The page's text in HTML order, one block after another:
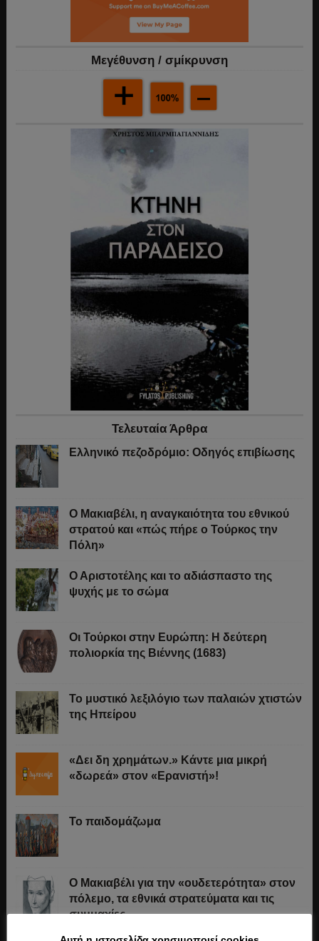
Mεγέθυνση / σμίκρυνση
Τελευταία Άρθρα
Ελληνικό πεζοδρόμιο: Οδηγός επιβίωσης
Ο Μακιαβέλι, η αναγκαιότητα του εθνικού
στρατού και «πώς πήρε ο Τούρκος την
Πόλη»
Ο Αριστοτέλης και το αδιάσπαστο της
ψυχής με το σώμα
Οι Τούρκοι στην Ευρώπη: Η δεύτερη
πολιορκία της Βιέννης (1683)
Το μυστικό λεξιλόγιο των παλαιών χτιστών
της Ηπείρου
«Δει δη χρημάτων.» Κάντε μια μικρή
«δωρεά» στον «Ερανιστή»!
Το παιδομάζωμα
O Μακιαβέλι για την «ουδετερότητα» στον
πόλεμο, τα εθνικά στρατεύματα και τις
συμμαχίες